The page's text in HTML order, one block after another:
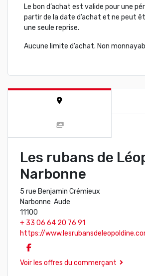
Le bon d’achat est valide pour une
partir de la date d’achat et ne peut
une seule reprise.
Aucune limite d’achat. Non
Les rubans de
Narbonne
5 rue Benjamin Crémieux
Narbonne Aude
11100
+ 33 06 64 20 76 91
https://
Voir les offres du commerçant